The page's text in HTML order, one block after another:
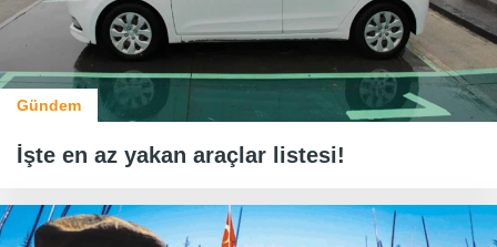
Gündem
İşte en az yakan araçlar listesi!